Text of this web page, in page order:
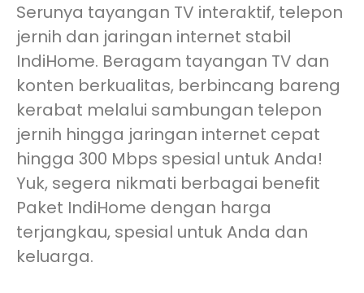
Serunya tayangan TV interaktif, telepon
jernih dan jaringan internet stabil
IndiHome. Beragam tayangan TV dan
konten berkualitas, berbincang bareng
kerabat melalui sambungan telepon
jernih hingga jaringan internet cepat
hingga 300 Mbps spesial untuk Anda!
Yuk, segera nikmati berbagai benefit
Paket IndiHome dengan harga
terjangkau, spesial untuk Anda dan
keluarga.